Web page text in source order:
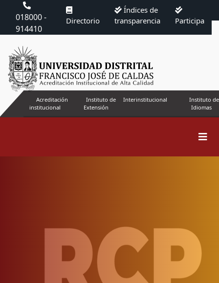
018000 -
914410
Directorio
Índices de
transparencia
Participa
Acreditación
institucional
Instituto de
Extensión
Interinstitucional
Instituto de
Idiomas